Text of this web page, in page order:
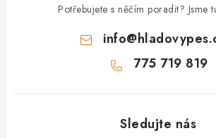
Potřebujete s něčím poradit? Jsme
info@
775 719 819